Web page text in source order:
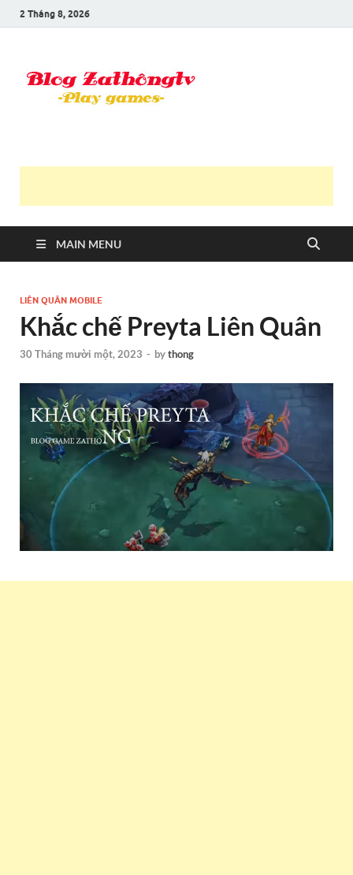
2 Tháng 8, 2026
MAIN MENU
LIÊN QUÂN MOBILE
Khắc chế Preyta Liên Quân
30 Tháng mười một, 2023 - bythong